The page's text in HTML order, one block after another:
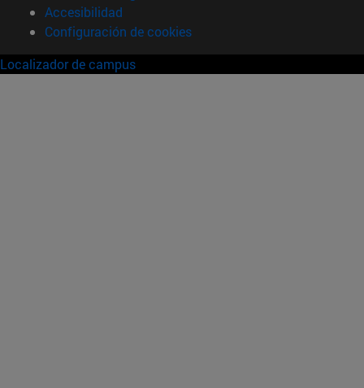
Accesibilidad
Configuración de cookies
Localizador de campus